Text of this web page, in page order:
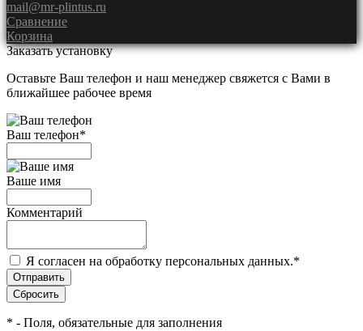
mail@mr-plintus.ru
Сравнение
Корзина
Заказать установку
Оставьте Ваш телефон и наш менеджер свяжется с Вами в
ближайшее рабочее время
Ваш телефон*
Ваше имя
Комментарий
Я согласен на обработку персональных данных.*
* - Поля, обязательные для заполнения